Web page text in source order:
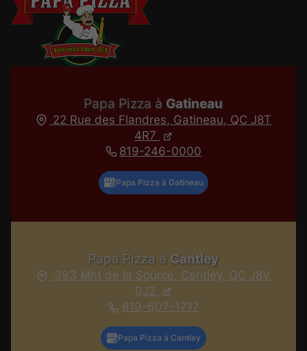
Papa Pizza à Gatineau
22 Rue des Flandres, Gatineau, QC J8T
4R7
819-246-0000
Papa Pizza à Cantley
393 Mnt de la Source, Cantley, QC J8V
0J2
819-607-1717